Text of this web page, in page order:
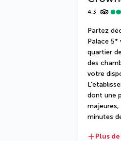
4,3
Partez
Palace 5*
quartier
des
votre
dont une
majeures,
minutes
Plus